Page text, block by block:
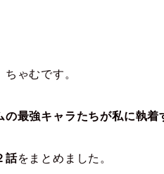
ゃむです。
の最強キャラたちが私に執着
話をまとめました。